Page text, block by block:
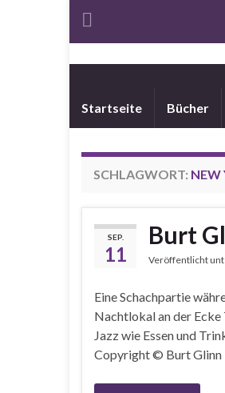
Startseite Bücher
SCHLAGWORT: NEW
SEP.
11
Burt
Veröffentlicht
Eine Schachpartie
Nachtlokal an der
Jazz wie Essen und
Copyright © Burt